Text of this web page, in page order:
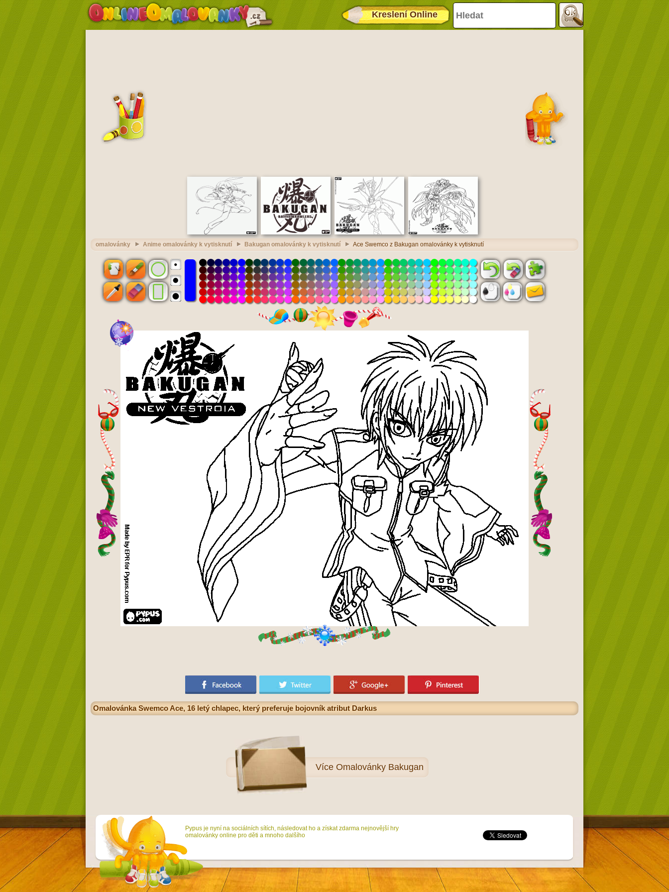
Kreslení Online
omalovánky Anime omalovánky k vytisknutí Bakugan omalovánky k vytisknutí Ace Swemco z Bakugan omalovánky k vytisknutí
Omalovánka Swemco Ace, 16 letý chlapec, který preferuje bojovník atribut Darkus
Více Omalovánky Bakugan
Pypus je nyní na sociálních sítích, následovat ho a získat zdarma nejnovější hry
omalovánky online pro děti a mnoho dalšího